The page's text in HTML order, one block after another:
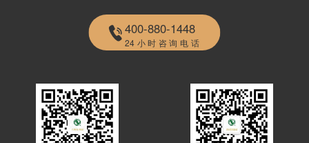
400-880-1448
24小时咨询电话